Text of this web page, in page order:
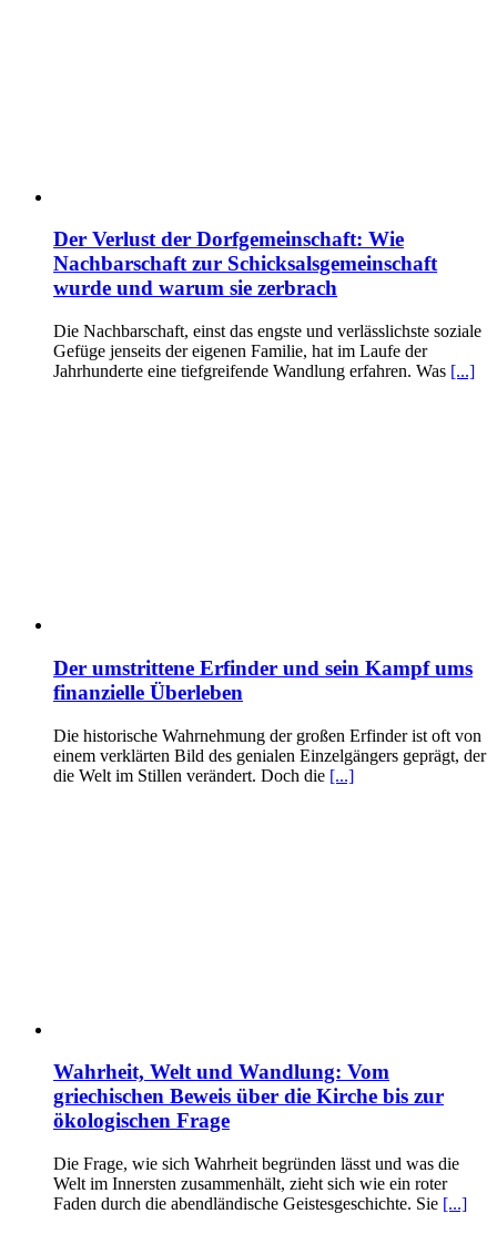
Der Verlust der Dorfgemeinschaft: Wie
Nachbarschaft zur Schicksalsgemeinschaft
wurde und warum sie zerbrach
Die Nachbarschaft, einst das engste und verlässlichste soziale
Gefüge jenseits der eigenen Familie, hat im Laufe der
Jahrhunderte eine tiefgreifende Wandlung erfahren. Was [...]
Der umstrittene Erfinder und sein Kampf ums
finanzielle Überleben
Die historische Wahrnehmung der großen Erfinder ist oft von
einem verklärten Bild des genialen Einzelgängers geprägt, der
die Welt im Stillen verändert. Doch die [...]
Wahrheit, Welt und Wandlung: Vom
griechischen Beweis über die Kirche bis zur
ökologischen Frage
Die Frage, wie sich Wahrheit begründen lässt und was die
Welt im Innersten zusammenhält, zieht sich wie ein roter
Faden durch die abendländische Geistesgeschichte. Sie [...]